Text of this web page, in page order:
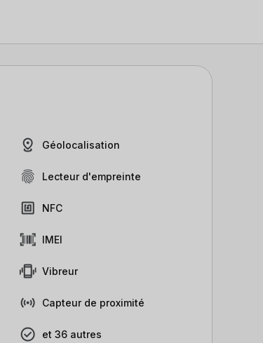
Géolocalisation
Lecteur d'empreinte
NFC
IMEI
Vibreur
Capteur de proximité
et 36 autres